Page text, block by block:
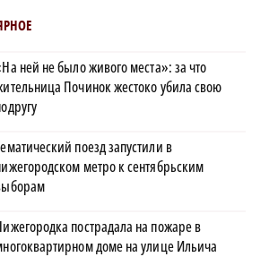
ней не было живого места»: за что
Починок жестоко убила свою
поезд запустили в
метро к сентябрьским
пострадала на пожаре в
доме на улице Ильича